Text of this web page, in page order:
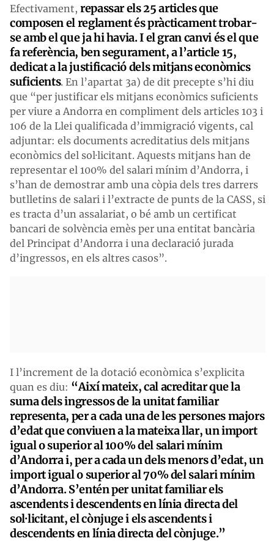
Efectivament, repassar els 25 articles que
composen el reglament és pràcticament trobar-
se amb el que ja hi havia. I el gran canvi és el que
fa referència, ben segurament, a l’article 15,
dedicat a la justificació dels mitjans econòmics
suficients. En l’apartat 3a) de dit precepte s’hi diu
que “per justificar els mitjans econòmics suficients
per viure a Andorra en compliment dels articles 103 i
106 de la Llei qualificada d’immigració vigents, cal
adjuntar: els documents acreditatius dels mitjans
econòmics del sol·licitant. Aquests mitjans han de
representar el 100% del salari mínim d’Andorra, i
s’han de demostrar amb una còpia dels tres darrers
butlletins de salari i l’extracte de punts de la CASS, si
es tracta d’un assalariat, o bé amb un certificat
bancari de solvència emès per una entitat bancària
del Principat d’Andorra i una declaració jurada
d’ingressos, en els altres casos”.
I l’increment de la dotació econòmica s’explicita
quan es diu: “Així mateix, cal acreditar que la
suma dels ingressos de la unitat familiar
representa, per a cada una de les persones majors
d’edat que conviuen a la mateixa llar, un import
igual o superior al 100% del salari mínim
d’Andorra i, per a cada un dels menors d’edat, un
import igual o superior al 70% del salari mínim
d’Andorra. S’entén per unitat familiar els
ascendents i descendents en línia directa del
sol·licitant, el cònjuge i els ascendents i
descendents en línia directa del cònjuge.”